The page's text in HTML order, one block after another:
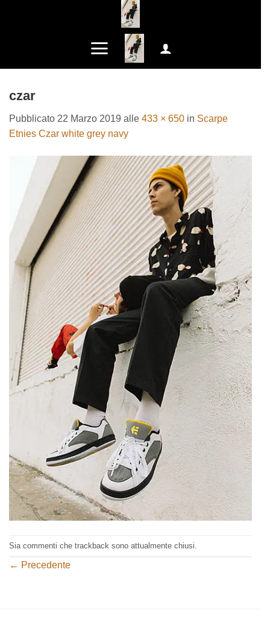
czar
Pubblicato 22 Marzo 2019 alle 433 × 650 in Scarpe
Etnies Czar white grey navy
Sia commenti che trackback sono attualmente chiusi.
← Precedente